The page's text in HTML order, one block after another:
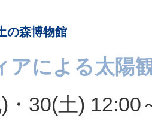
の森博物館
アによる太陽
・30(土) 12:00